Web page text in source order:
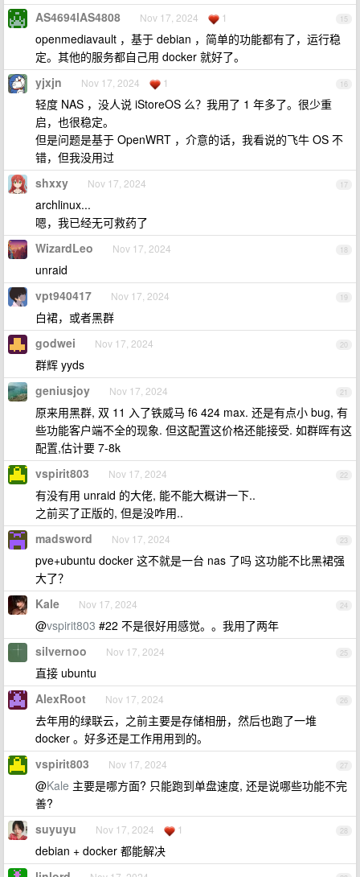
15
AS4694lAS4808 Nov 17, 2024 1
openmediavault ，基于 debian ，简单的功能都有了，运行稳
定。其他的服务都自己用 docker 就好了。
16
yjxjn Nov 17, 2024 1
轻度 NAS ，没人说 iStoreOS 么？我用了 1 年多了。很少重
启，也很稳定。
但是问题是基于 OpenWRT ，介意的话，我看说的飞牛 OS 不
错，但我没用过
17
shxxy Nov 17, 2024
archlinux...
嗯，我已经无可救药了
18
WizardLeo Nov 17, 2024
unraid
19
vpt940417 Nov 17, 2024
白裙，或者黑群
20
godwei Nov 17, 2024
群辉 yyds
21
geniusjoy Nov 17, 2024
原来用黑群, 双 11 入了铁威马 f6 424 max. 还是有点小 bug, 有
些功能客户端不全的现象. 但这配置这价格还能接受. 如群晖有这
配置,估计要 7-8k
22
vspirit803 Nov 17, 2024
有没有用 unraid 的大佬, 能不能大概讲一下..
之前买了正版的, 但是没咋用..
23
madsword Nov 17, 2024
pve+ubuntu docker 这不就是一台 nas 了吗 这功能不比黑裙强
大了？
24
Kale Nov 17, 2024
@vspirit803 #22 不是很好用感觉。。我用了两年
25
silvernoo Nov 17, 2024
直接 ubuntu
26
AlexRoot Nov 17, 2024
去年用的绿联云，之前主要是存储相册，然后也跑了一堆
docker 。好多还是工作用用到的。
27
vspirit803 Nov 17, 2024
@Kale 主要是哪方面? 只能跑到单盘速度, 还是说哪些功能不完
善?
28
suyuyu Nov 17, 2024 1
debian + docker 都能解决